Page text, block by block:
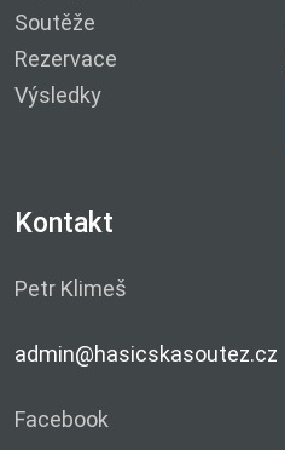
Soutěže
Rezervace
Výsledky
Kontakt
Petr Klimeš
admin@hasicskasoutez.cz
Facebook